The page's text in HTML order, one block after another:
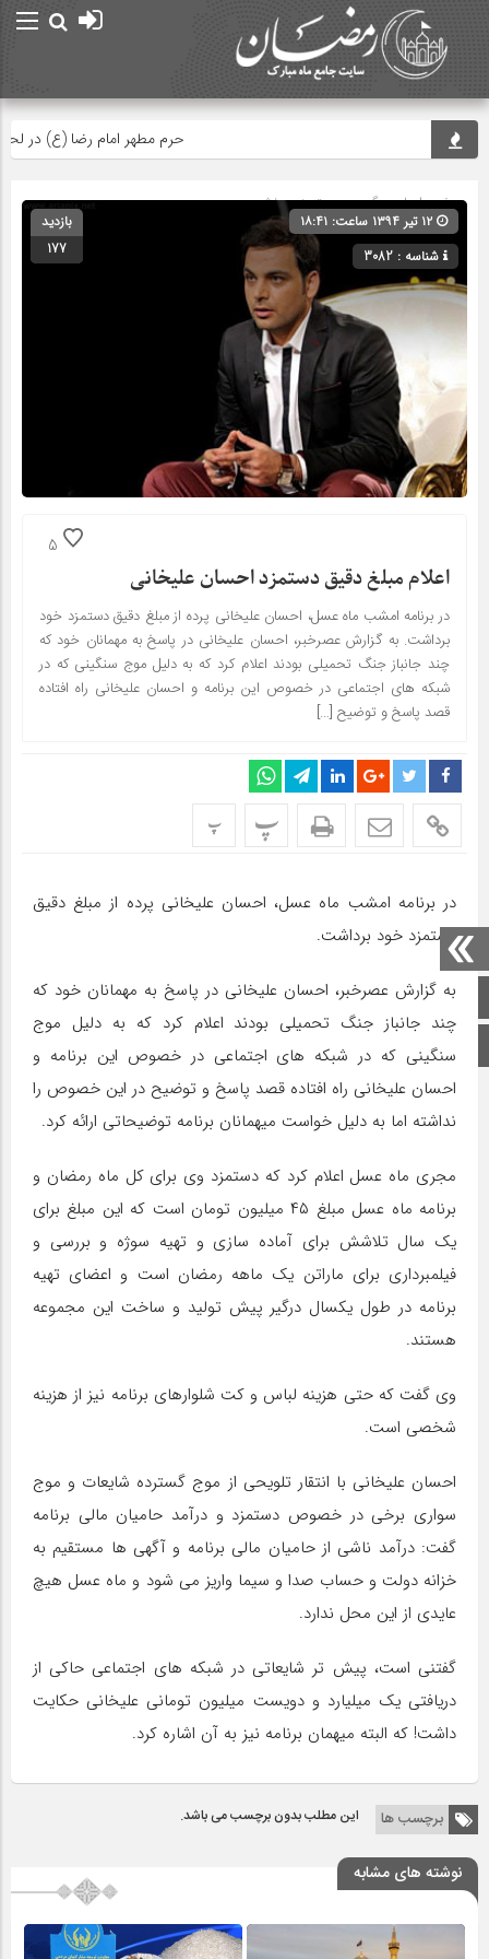
صفحه اصلی
اینستاگرام
حرم مطهر امام رضا (ع) در لحظه
صفحه اصلی» گروه » دسته‌بندی نشده
شناسه : 3082
بازدید
177
5
اعلام مبلغ دقیق دستمزد احسان علیخانی
در برنامه امشب ماه عسل، احسان علیخانی پرده از مبلغ دقیق دستمزد خود
برداشت. به گزارش عصرخبر، احسان علیخانی در پاسخ به مهمانان خود که
چند جانباز جنگ تحمیلی بودند اعلام کرد که به دلیل موج سنگینی که در
شبکه های اجتماعی در خصوص این برنامه و احسان علیخانی راه افتاده
قصد پاسخ و توضیح […]
پ پ
در برنامه امشب ماه عسل، احسان علیخانی پرده از مبلغ دقیق
دستمزد خود برداشت.
به گزارش عصرخبر، احسان علیخانی در پاسخ به مهمانان خود که
چند جانباز جنگ تحمیلی بودند اعلام کرد که به دلیل موج
سنگینی که در شبکه های اجتماعی در خصوص این برنامه و
احسان علیخانی راه افتاده قصد پاسخ و توضیح در این خصوص را
نداشته اما به دلیل خواست میهمانان برنامه توضیحاتی ارائه کرد.
مجری ماه عسل اعلام کرد که دستمزد وی برای کل ماه رمضان و
برنامه ماه عسل مبلغ ۴۵ میلیون تومان است که این مبلغ برای
یک سال تلاشش برای آماده سازی و تهیه سوژه و بررسی و
فیلمبرداری برای ماراتن یک ماهه رمضان است و اعضای تهیه
برنامه در طول یکسال درگیر پیش تولید و ساخت این مجموعه
هستند.
وی گفت که حتی هزینه لباس و کت شلوارهای برنامه نیز از هزینه
شخصی است.
احسان علیخانی با انتقار تلویحی از موج گسترده شایعات و موج
سواری برخی در خصوص دستمزد و درآمد حامیان مالی برنامه
گفت: درآمد ناشی از حامیان مالی برنامه و آگهی ها مستقیم به
خزانه دولت و حساب صدا و سیما واریز می شود و ماه عسل هیچ
عایدی از این محل ندارد.
گفتنی است، پیش تر شایعاتی در شبکه های اجتماعی حاکی از
دریافتی یک میلیارد و دویست میلیون تومانی علیخانی حکایت
داشت! که البته میهمان برنامه نیز به آن اشاره کرد.
برچسب ها این مطلب بدون برچسب می باشد.
نوشته های مشابه